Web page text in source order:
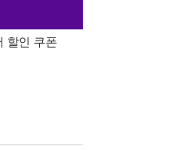
할인 쿠폰